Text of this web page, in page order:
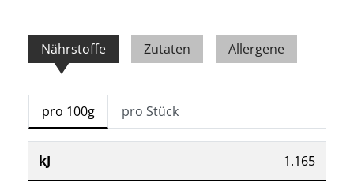
Nährstoffe Zutaten Allergene
pro 100g pro Stück
kJ 1.165